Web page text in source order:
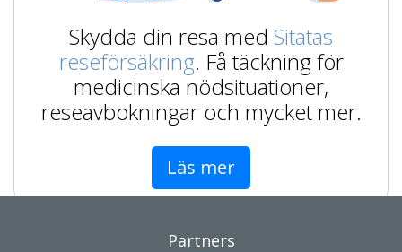
Skydda din resa med Sitatas
reseförsäkring. Få täckning för
medicinska nödsituationer,
reseavbokningar och mycket mer.
Läs mer
Partners